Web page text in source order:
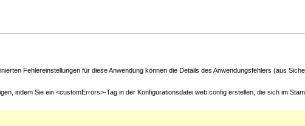
Fehlereinstellungen für diese Anwendung können die Details des Anwendungsfehlers (aus
indem Sie ein <customErrors>-Tag in der Konfigurationsdatei web.config erstellen, die sich im